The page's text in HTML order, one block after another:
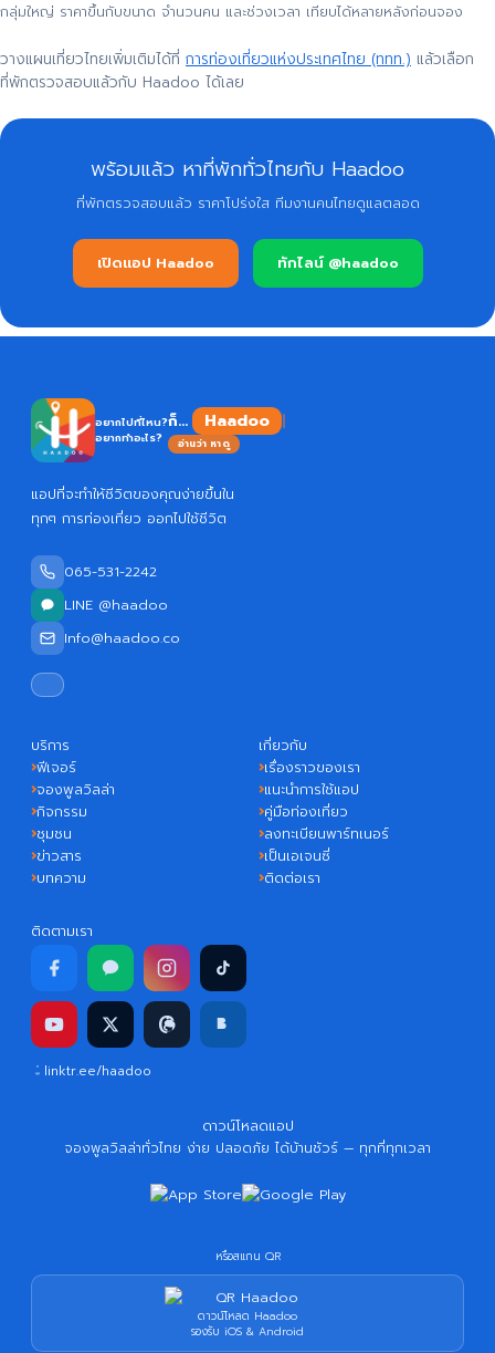
กลุ่มใหญ่ ราคาขึ้นกับขนาด จำนวนคน และช่วงเวลา เทียบได้หลายหลังก่อนจอง
วางแผนเที่ยวไทยเพิ่มเติมได้ที่ การท่องเที่ยวแห่งประเทศไทย (ททท.) แล้วเลือก
ที่พักตรวจสอบแล้วกับ Haadoo ได้เลย
พร้อมแล้ว หาที่พักทั่วไทยกับ Haadoo
ที่พักตรวจสอบแล้ว ราคาโปร่งใส ทีมงานคนไทยดูแลตลอด
เปิดแอป Haadoo ทักไลน์ @haadoo
อยากไปที่ไหน?
อยากทำอะไร?
ก็... Haadoo
อ่านว่า หาดู
แอปที่จะทำให้ชีวิตของคุณง่ายขึ้นใน
ทุกๆ การท่องเที่ยว ออกไปใช้ชีวิต
065-531-2242
LINE @haadoo
Info@haadoo.co
บริการ
ฟีเจอร์
จองพูลวิลล่า
กิจกรรม
ชุมชน
ข่าวสาร
บทความ
เกี่ยวกับ
เรื่องราวของเรา
แนะนำการใช้แอป
คู่มือท่องเที่ยว
ลงทะเบียนพาร์ทเนอร์
เป็นเอเจนซี่
ติดต่อเรา
ติดตามเรา
linktr.ee/haadoo
ดาวน์โหลดแอป
จองพูลวิลล่าทั่วไทย ง่าย ปลอดภัย ได้บ้านชัวร์ — ทุกที่ทุกเวลา
หรือสแกน QR
ดาวน์โหลด Haadoo
รองรับ iOS & Android